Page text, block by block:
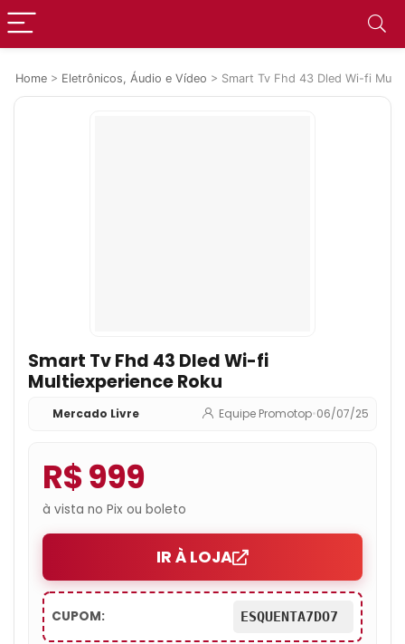
Home > Eletrônicos, Áudio e Vídeo > Smart Tv Fhd 43 Dled Wi-fi
Smart Tv Fhd 43 Dled Wi-fi
Multiexperience Roku
Mercado Livre Equipe Promotop•06/07/25
R$ 999
à vista no Pix ou boleto
IR À LOJA
CUPOM: ESQUENTA7DO7